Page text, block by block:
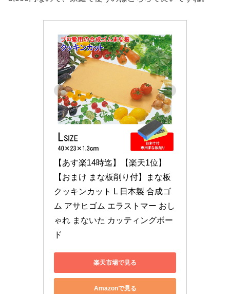
【あす楽14時迄】【楽天1位】
【おまけ まな板削り付】まな板
クッキンカット L 日本製 合成ゴ
ム アサヒゴム エラストマー おし
ゃれ まないた カッティングボー
ド
楽天市場で見る
Amazonで見る